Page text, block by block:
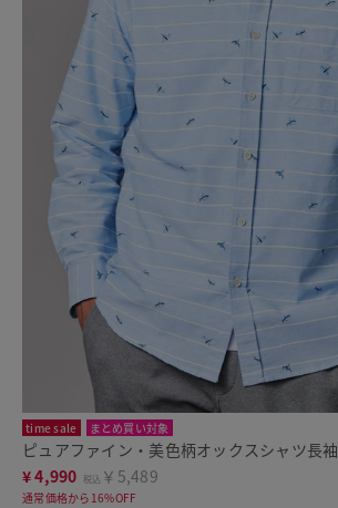
time sale まとめ買い対象
ピュアファイン・美色柄オックスシャツ長袖
¥4,990 税込 ￥5,489
通常価格から16%OFF